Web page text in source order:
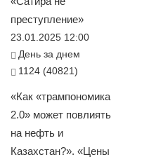
преступление»
23.01.2025 12:00
День за днем
1124 (40821)
«Как «трампономика
2.0» может повлиять
на нефть и
Казахстан?». «Цены